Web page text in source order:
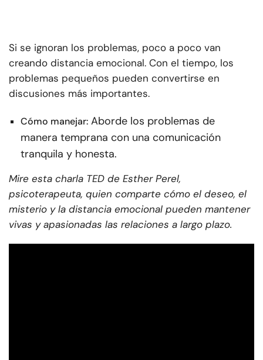
Si se ignoran los problemas, poco a poco van
creando distancia emocional. Con el tiempo, los
problemas pequeños pueden convertirse en
discusiones más importantes.
Cómo manejar: Aborde los problemas de
manera temprana con una comunicación
tranquila y honesta.
Mire esta charla TED de Esther Perel,
psicoterapeuta, quien comparte cómo el deseo, el
misterio y la distancia emocional pueden mantener
vivas y apasionadas las relaciones a largo plazo.